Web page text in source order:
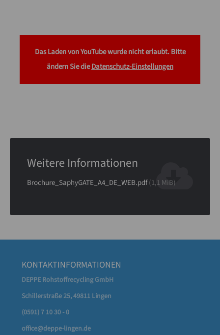
Das Laden von YouTube wurde nicht erlaubt. Bitte
ändern Sie dieDatenschutz-Einstellungen
Weitere Informationen
Brochure_SaphyGATE_A4_DE_WEB.pdf(1,1 MiB)
KONTAKTINFORMATIONEN
DEPPE Rohstoffrecycling GmbH
Schillerstraße 25, 49811 Lingen
(0591) 7 10 30 - 0
office@deppe-lingen.de